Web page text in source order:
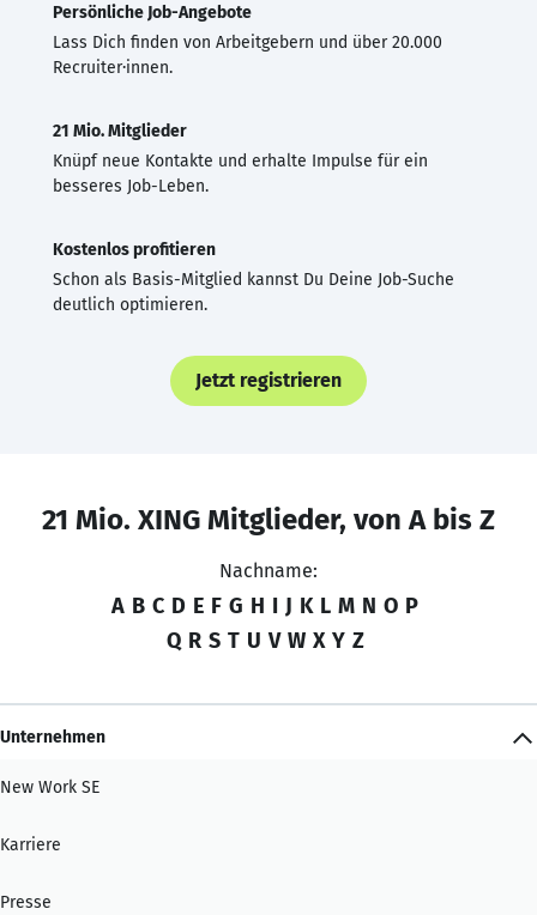
Persönliche Job-Angebote
Lass Dich finden von Arbeitgebern und über 20.000
Recruiter·innen.
21 Mio. Mitglieder
Knüpf neue Kontakte und erhalte Impulse für ein
besseres Job-Leben.
Kostenlos profitieren
Schon als Basis-Mitglied kannst Du Deine Job-Suche
deutlich optimieren.
Jetzt registrieren
21 Mio. XING Mitglieder, von A bis Z
Nachname:
A B C D E F G H I J K L M N O P
Q R S T U V W X Y Z
Unternehmen
New Work SE
Karriere
Presse